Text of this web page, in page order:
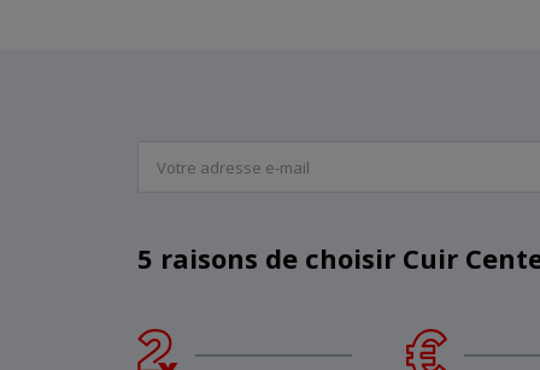
5 raisons de choisir Cuir